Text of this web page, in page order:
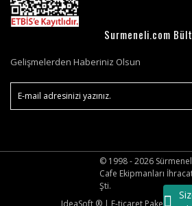
Surmeneli.com
Gelişmelerden Haberiniz Olsun
© 1998 - 2026
Cafe Ekipmanları
Şti.
IdeaSoft ® | E-ticaret Paketleri ile